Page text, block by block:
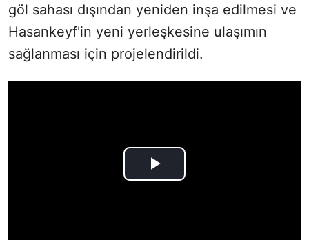
göl sahası dışından yeniden inşa edilmesi ve
Hasankeyf'in yeni yerleşkesine ulaşımın
sağlanması için projelendirildi.